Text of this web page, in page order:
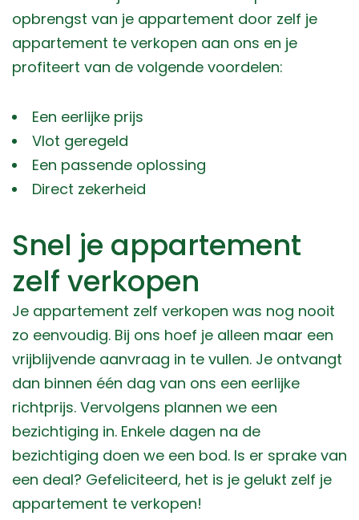
opbrengst van je appartement door zelf je
appartement te verkopen aan ons en je
profiteert van de volgende voordelen:
Een eerlijke prijs
Vlot geregeld
Een passende oplossing
Direct zekerheid
Snel je appartement
zelf verkopen
Je appartement zelf verkopen was nog nooit
zo eenvoudig. Bij ons hoef je alleen maar een
vrijblijvende aanvraag in te vullen. Je ontvangt
dan binnen één dag van ons een eerlijke
richtprijs. Vervolgens plannen we een
bezichtiging in. Enkele dagen na de
bezichtiging doen we een bod. Is er sprake van
een deal? Gefeliciteerd, het is je gelukt zelf je
appartement te verkopen!